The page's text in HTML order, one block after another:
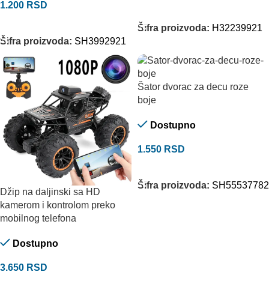
1.200 RSD
Šifra proizvoda: SH3992921
Šifra proizvoda: H32239921
Džip na daljinski sa HD
kamerom i kontrolom preko
mobilnog telefona
Dostupno
3.650 RSD
Šator dvorac za decu roze
boje
Dostupno
1.550 RSD
Šifra proizvoda: SH55537782